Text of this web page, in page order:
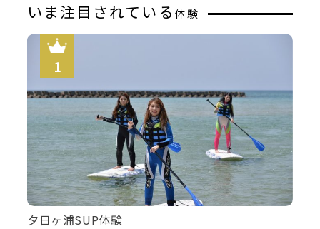
いま注目されている 体験
夕日ヶ浦SUP体験